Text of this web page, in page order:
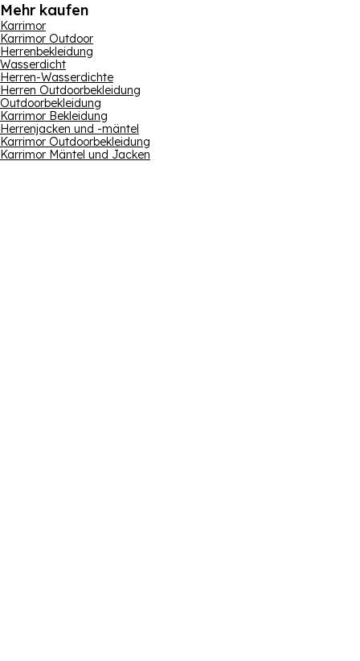
Mehr kaufen
Karrimor
Karrimor Outdoor
Herrenbekleidung
Wasserdicht
Herren-Wasserdichte
Herren Outdoorbekleidung
Outdoorbekleidung
Karrimor Bekleidung
Herrenjacken und -mäntel
Karrimor Outdoorbekleidung
Karrimor Mäntel und Jacken